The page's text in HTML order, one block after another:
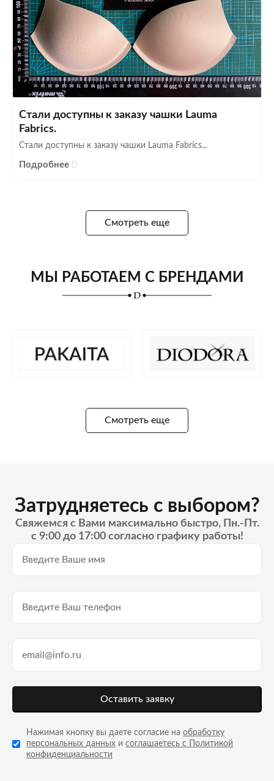
Стали доступны к заказу чашки Lauma
Fabrics.
Стали доступны к заказу чашки Lauma Fabrics...
Подробнее
Смотреть еще
МЫ РАБОТАЕМ С БРЕНДАМИ
Смотреть еще
Затрудняетесь с выбором?
Свяжемся с Вами максимально быстро, Пн.-Пт.
с 9:00 до 17:00 согласно графику работы!
Оставить заявку
Нажимая кнопку вы даете согласие на обработку
персональных данных и соглашаетесь с Политикой
конфиденциальности